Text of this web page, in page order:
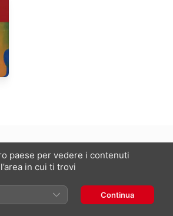
Tutti i diritti riservati.
paese per vedere i contenuti
in cui ti trovi
Continua